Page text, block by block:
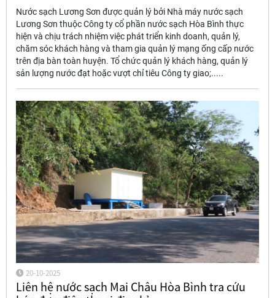
Nước sạch Lương Sơn được quản lý bởi Nhà máy nước sạch
Lương Sơn thuộc Công ty cổ phần nước sạch Hòa Bình thực
hiện và chịu trách nhiệm việc phát triển kinh doanh, quản lý,
chăm sóc khách hàng và tham gia quản lý mạng ống cấp nước
trên địa bàn toàn huyện. Tổ chức quản lý khách hàng, quản lý
sản lượng nước đạt hoặc vượt chỉ tiêu Công ty giao;.....
20-10-2025
Liên hệ nước sạch Mai Châu Hòa Bình tra cứu